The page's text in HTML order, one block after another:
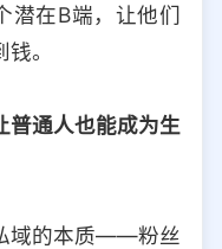
潜在B端，让他们
。
普通人也能成为生
域的本质——粉丝